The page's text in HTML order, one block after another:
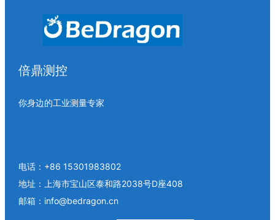
倍鼎测控
你身边的工业测量专家
电话：+86 15301983802
地址：上海市宝山区泰和路2038号D座408
邮箱：info@bedragon.cn